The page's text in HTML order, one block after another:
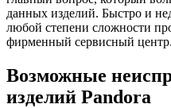
данных изделий. Быстро и
любой степени сложности
фирменный сервисный центр.
Возможные
изделий Pandora